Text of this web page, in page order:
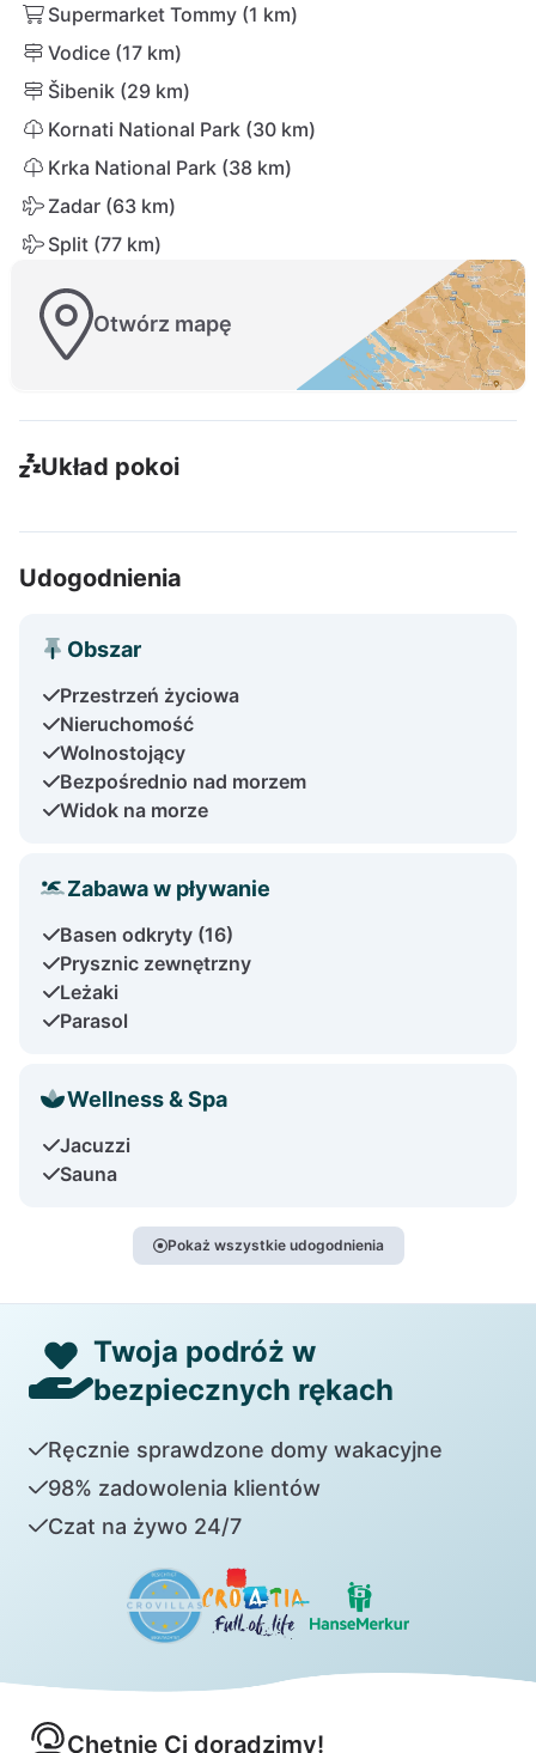
Supermarket Tommy (1 km)
Vodice (17 km)
Šibenik (29 km)
Kornati National Park (30 km)
Krka National Park (38 km)
Zadar (63 km)
Split (77 km)
Otwórz mapę
Układ pokoi
Udogodnienia
Obszar
Przestrzeń życiowa
Nieruchomość
Wolnostojący
Bezpośrednio nad morzem
Widok na morze
Zabawa w pływanie
Basen odkryty (16)
Prysznic zewnętrzny
Leżaki
Parasol
Wellness & Spa
Jacuzzi
Sauna
Pokaż wszystkie udogodnienia
Twoja podróż w
bezpiecznych rękach
Ręcznie sprawdzone domy wakacyjne
98% zadowolenia klientów
Czat na żywo 24/7
Chętnie Ci doradzimy!